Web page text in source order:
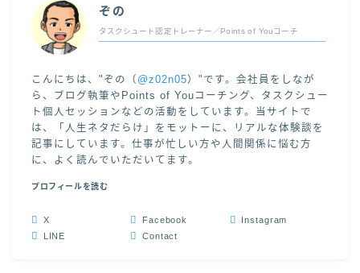
ぞの
タスクシュート認定トレーナー／Points of Youコーチ
こんにちは、"ぞの（ @z02n05）"です。会社員をしなが
ら、ブログ執筆やPoints of Youコーチング、タスクシュー
ト個人セッションなどの活動をしています。当サイトで
は、「人生ネタだらけ」をモットーに、リアルな体験談を
記事にしています。仕事が忙しい方や人間関係に悩む方
に、よく読んでいただいてます。
プロフィールを読む
X Facebook
Instagram
LINE
Contact